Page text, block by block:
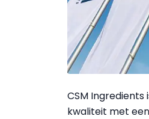
CSM
kwaliteit met